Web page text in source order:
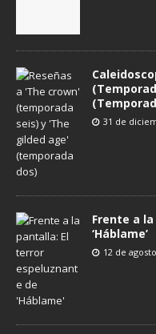
31 de
Frente a
‘Háblame’
12 de